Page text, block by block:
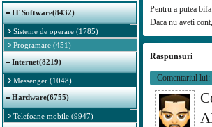
IT Software(8432)
Sisteme de operare (1785)
Programare (451)
Internet(8219)
Messenger (1048)
Hardware(6755)
Telefoane mobile (9947)
Pentru a putea
Daca nu aveti
Raspunsuri
Comentariul lui: